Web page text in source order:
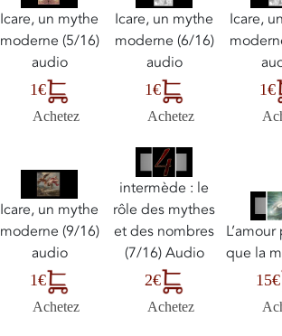
Icare, un mythe
moderne (5/16)
audio
1€
Achetez
Icare, un mythe
moderne (6/16)
audio
1€
Achetez
Icare,
1€
Icare, un mythe
moderne (9/16)
audio
1€
Achetez
intermède : le
rôle des mythes
et des nombres
(7/16) Audio
2€
Achetez
que la
15€